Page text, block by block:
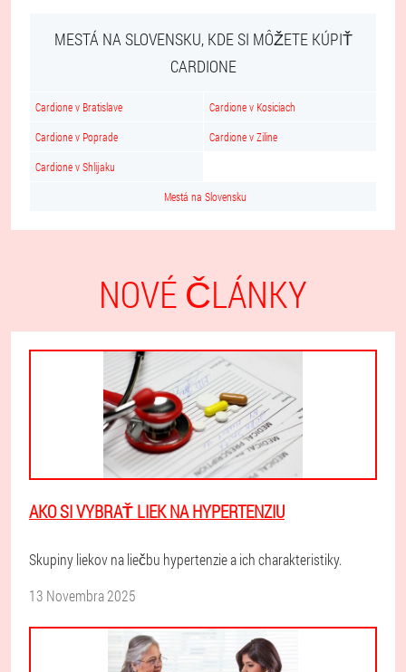
MESTÁ NA SLOVENSKU, KDE SI MÔŽETE KÚPIŤ
CARDIONE
Cardione v Bratislave Cardione v Kosiciach
Cardione v Poprade Cardione v Ziline
Cardione v Shlijaku
Mestá na Slovensku
NOVÉ ČLÁNKY
AKO SI VYBRAŤ LIEK NA HYPERTENZIU
Skupiny liekov na liečbu hypertenzie a ich charakteristiky.
13 Novembra 2025